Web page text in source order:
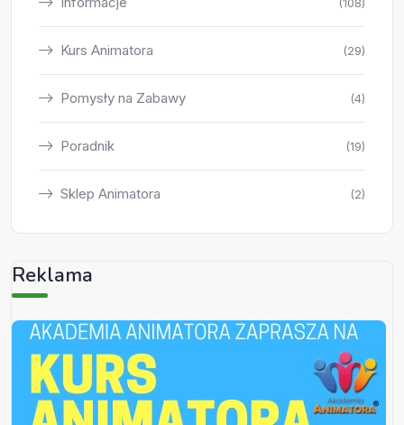
Kurs Animatora (29)
Pomysły na Zabawy (4)
Poradnik (19)
Sklep Animatora (2)
Reklama